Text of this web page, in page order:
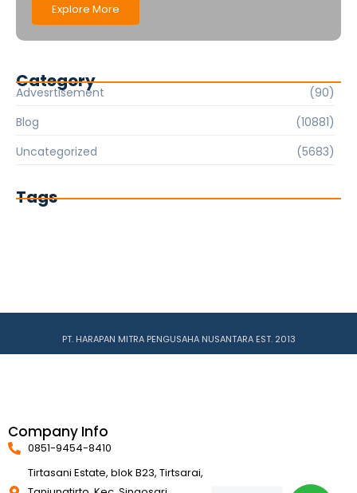
Explore More
Category
Advesrtisement
(90)
Blog
(10881)
Uncategorized
(5683)
Tags
PT. HARAPAN MITRA PENGUSAHA NUSANTARA EST. 2013
Company Info
0851-9454-8410
Tirtasani Estate, blok B23, Tirtsarai,